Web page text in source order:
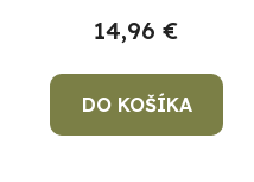
14,96 €
DO KOŠÍKA